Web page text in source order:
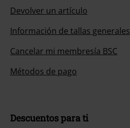
Devolver un artículo
Información de tallas generales
Cancelar mi membresía BSC
Métodos de pago
Descuentos para ti